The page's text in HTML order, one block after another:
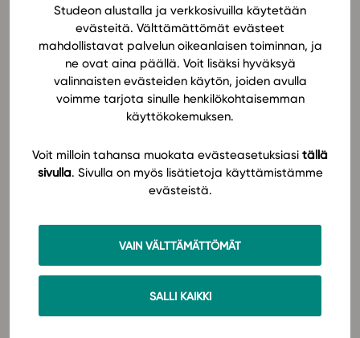
Studeon alustalla ja verkkosivuilla käytetään
evästeitä. Välttämättömät evästeet
mahdollistavat palvelun oikeanlaisen toiminnan, ja
ne ovat aina päällä. Voit lisäksi hyväksyä
valinnaisten evästeiden käytön, joiden avulla
voimme tarjota sinulle henkilökohtaisemman
käyttökokemuksen.
Voit milloin tahansa muokata evästeasetuksiasi tällä
sivulla. Sivulla on myös lisätietoja käyttämistämme
evästeistä.
VAIN VÄLTTÄMÄTTÖMÄT
SALLI KAIKKI
toisia tekstejä tarkoituksenmukaisesti oman
kirjoittamisen tukena.
Monipuoliset tehtävät kehittävät tekstin tuottamisen
taitoja aina ideoinnista viimeistelyyn ja ohjaavat
syvälliseen palautteen antamiseen ja
videoaineistot tukevat aineiston pohjalta
kirjoittamista. Innostavat sanataideharjoitukset
rohkaisevat luovuuteen ja oman kirjoittajaäänen
luovan kirjoittamisen opintojakson materiaaliksi.
S2-tehtävät ja -sisällöt sekä lukujen yhteenvedot ja
sanastot tekevät materiaalista sopivan myös suomi
toisena kielenä -ryhmien opetukseen.Lue lisää!